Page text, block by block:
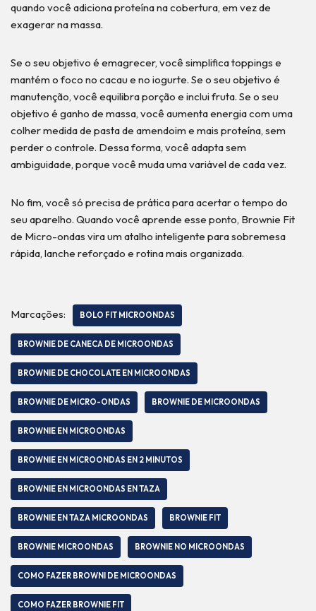
quando você adiciona proteína na cobertura, em vez de
exagerar na massa.
Se o seu objetivo é emagrecer, você simplifica toppings e
mantém o foco no cacau e no iogurte. Se o seu objetivo é
manutenção, você equilibra porção e inclui fruta. Se o seu
objetivo é ganho de massa, você aumenta energia com uma
colher medida de pasta de amendoim e mais proteína, sem
perder o controle. Dessa forma, você adapta sem
ambiguidade, porque você muda uma variável de cada vez.
No fim, você só precisa de prática para acertar o tempo do
seu aparelho. Quando você aprende esse ponto, Brownie Fit
de Micro-ondas vira um atalho inteligente para sobremesa
rápida, lanche reforçado e rotina mais organizada.
Marcações: BOLO FIT MICROONDAS
BROWNIE DE CANECA DE MICROONDAS
BROWNIE DE CHOCOLATE EN MICROONDAS
BROWNIE DE MICRO-ONDAS BROWNIE DE MICROONDAS
BROWNIE EN MICROONDAS
BROWNIE EN MICROONDAS EN 2 MINUTOS
BROWNIE EN MICROONDAS EN TAZA
BROWNIE EN TAZA MICROONDAS BROWNIE FIT
BROWNIE MICROONDAS BROWNIE NO MICROONDAS
COMO FAZER BROWNI DE MICROONDAS
COMO FAZER BROWNIE FIT